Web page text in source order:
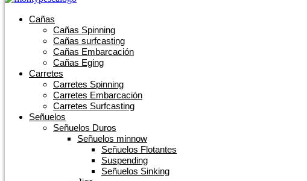
Cañas
Cañas Spinning
Cañas surfcasting
Cañas Embarcación
Cañas Eging
Carretes
Carretes Spinning
Carretes Embarcación
Carretes Surfcasting
Señuelos
Señuelos Duros
Señuelos minnow
Señuelos Flotantes
Suspending
Señuelos Sinking